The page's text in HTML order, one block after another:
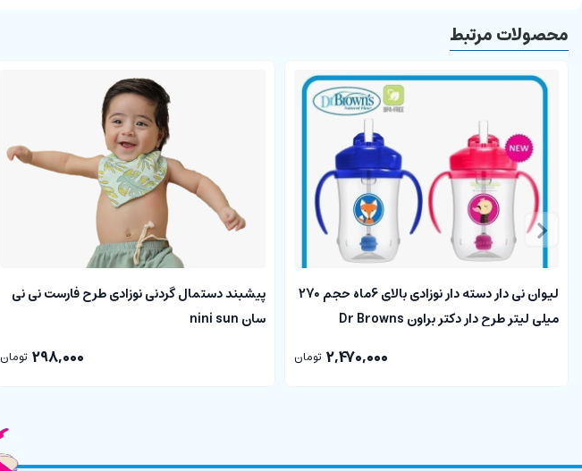
محصولات مرتبط
لیوان نی دار دسته دار نوزادی بالای 6ماه حجم 270
میلی لیتر طرح دار دکتر براون Dr Browns
2,470,000 تومان
پیشبند دستمال گردنی نوزادی طرح فارست نی نی
سان nini sun
298,000 تومان